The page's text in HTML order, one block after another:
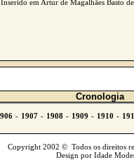
Inserido em Artur de Magalhães Basto
Cronologia
Copyright 2002 © Todos os direitos
Design por Idade